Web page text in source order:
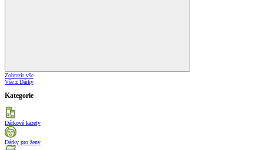
Zobrazit vše
Vše z Dárky
Kategorie
Dárkové kazety
Dárky pro ženy